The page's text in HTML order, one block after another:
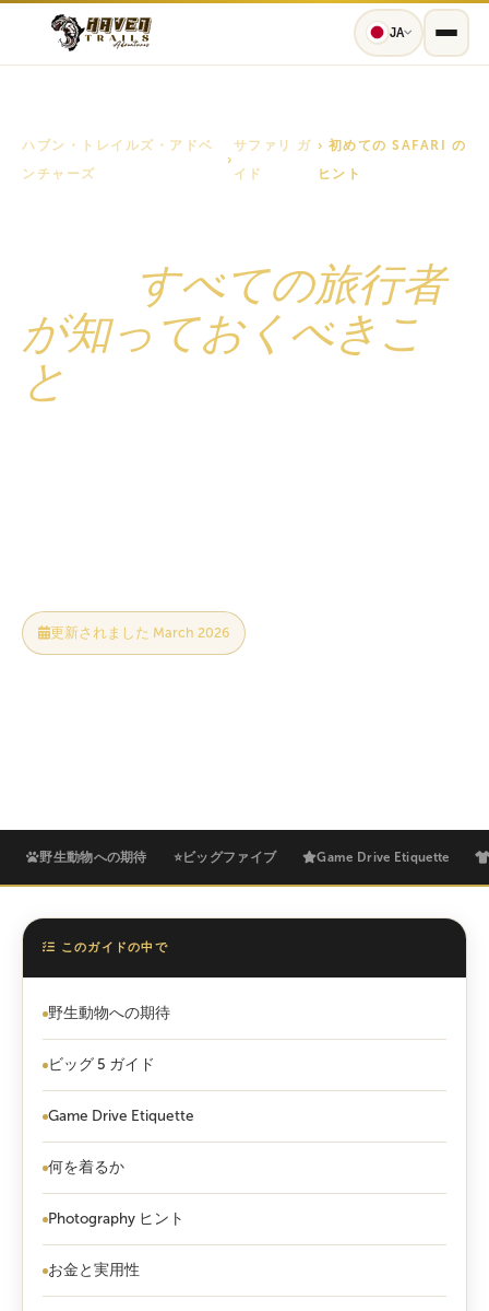
JA
ハブン・トレイルズ・アドベ
ンチャーズ
›
サファリ ガ
イド
› 初めての SAFARI の
ヒント
すべての旅行者
が知っておくべきこ
と
更新されました March 2026
野生動物への期待 ⭐ビッグファイブ Game Drive Etiquette
このガイドの中で
野生動物への期待
ビッグ 5 ガイド
Game Drive Etiquette
何を着るか
Photography ヒント
お金と実用性